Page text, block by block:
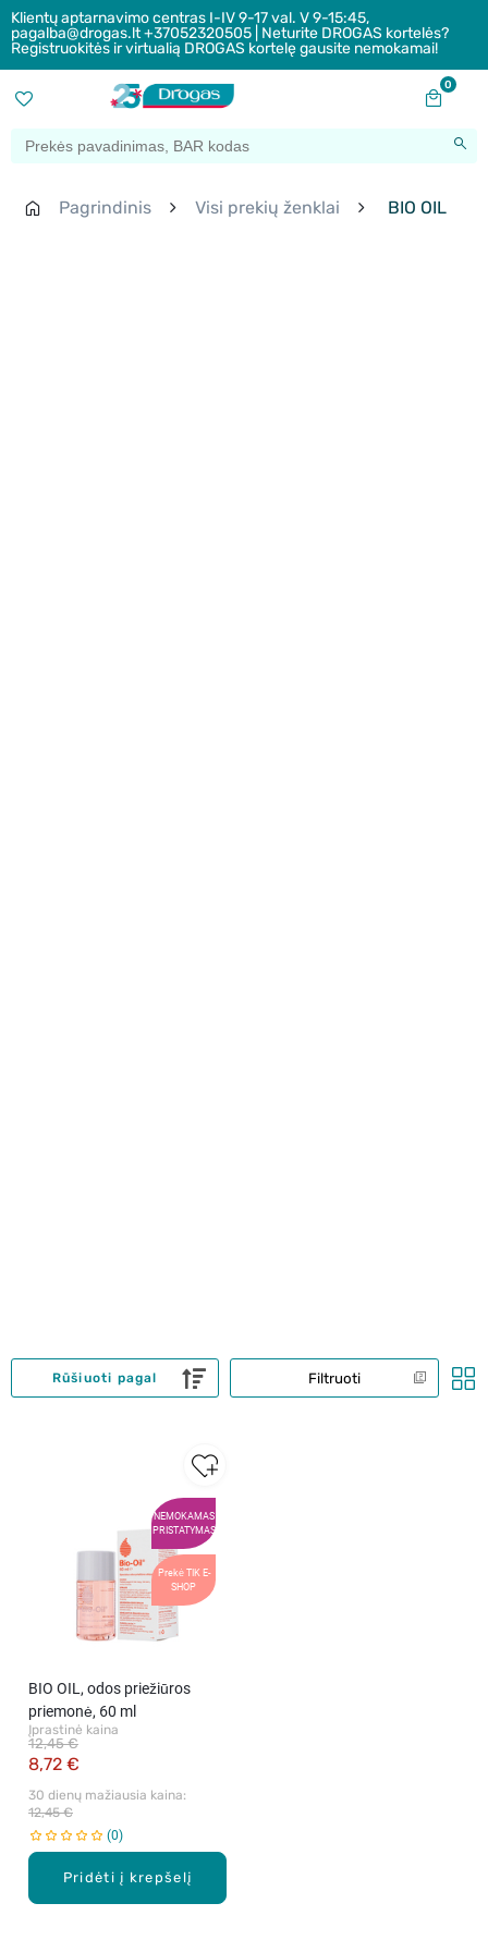
Klientų aptarnavimo centras I-IV 9-17 val. V 9-15:45,
pagalba@drogas.lt +37052320505 | Neturite DROGAS kortelės?
Registruokitės ir virtualią DROGAS kortelę gausite nemokamai!
0
Pagrindinis Visi prekių ženklai BIO OIL
Filtruoti
Rūšiuoti pagal
NEMOKAMAS
PRISTATYMAS
Prekė TIK E-
SHOP
Pridėti į krepšelį
BIO OIL, odos priežiūros
priemonė, 60 ml
Įprastinė kaina
8,72 €
12,45 €
30 dienų mažiausia kaina:
12,45 €
0